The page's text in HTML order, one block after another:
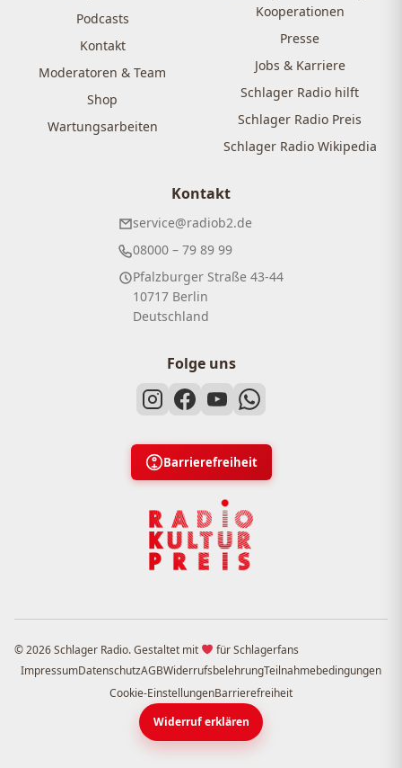
Podcasts
Kontakt
Moderatoren & Team
Shop
Wartungsarbeiten
Kooperationen
Presse
Jobs & Karriere
Schlager Radio hilft
Schlager Radio Preis
Schlager Radio Wikipedia
Kontakt
service@radiob2.de
08000 – 79 89 99
Pfalzburger Straße 43-44
10717 Berlin
Deutschland
Folge uns
Barrierefreiheit
© 2026 Schlager Radio. Gestaltet mit
für Schlagerfans
ImpressumDatenschutzAGBWiderrufsbelehrungTeilnahmebedingungen
Cookie-EinstellungenBarrierefreiheit
Widerruf erklären